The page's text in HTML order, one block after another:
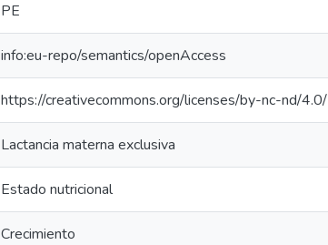
PE
info:eu-repo/semantics/openAccess
https://creativecommons.org/licenses/by-nc-nd/4.0/
Lactancia materna exclusiva
Estado nutricional
Crecimiento